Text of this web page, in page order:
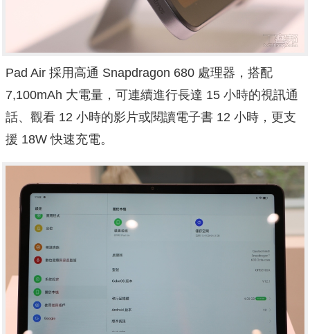
Pad Air 採用高通 Snapdragon 680 處理器，搭配
7,100mAh 大電量，可連續進行長達 15 小時的視訊通
話、觀看 12 小時的影片或閱讀電子書 12 小時，更支
援 18W 快速充電。